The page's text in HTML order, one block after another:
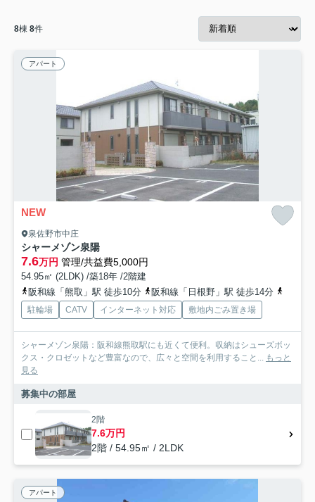
8棟 8件
アパート
NEW
泉佐野市中庄
シャーメゾン泉陽
7.6万円 管理/共益費5,000円
54.95㎡ (2LDK) /築18年 /2階建
阪和線「熊取」駅 徒歩10分
阪和線「日根野」駅 徒歩14分
駐輪場 CATV インターネット対応 敷地内ごみ置き場
シャーメゾン泉陽：阪和線熊取駅にも近くて便利。収納はシューズボッ
クス・クロゼットなど豊富なので、広々と空間を利用すること... もっと
見る
募集中の部屋
2階
7.6万円
2階 / 54.95㎡ / 2LDK
アパート